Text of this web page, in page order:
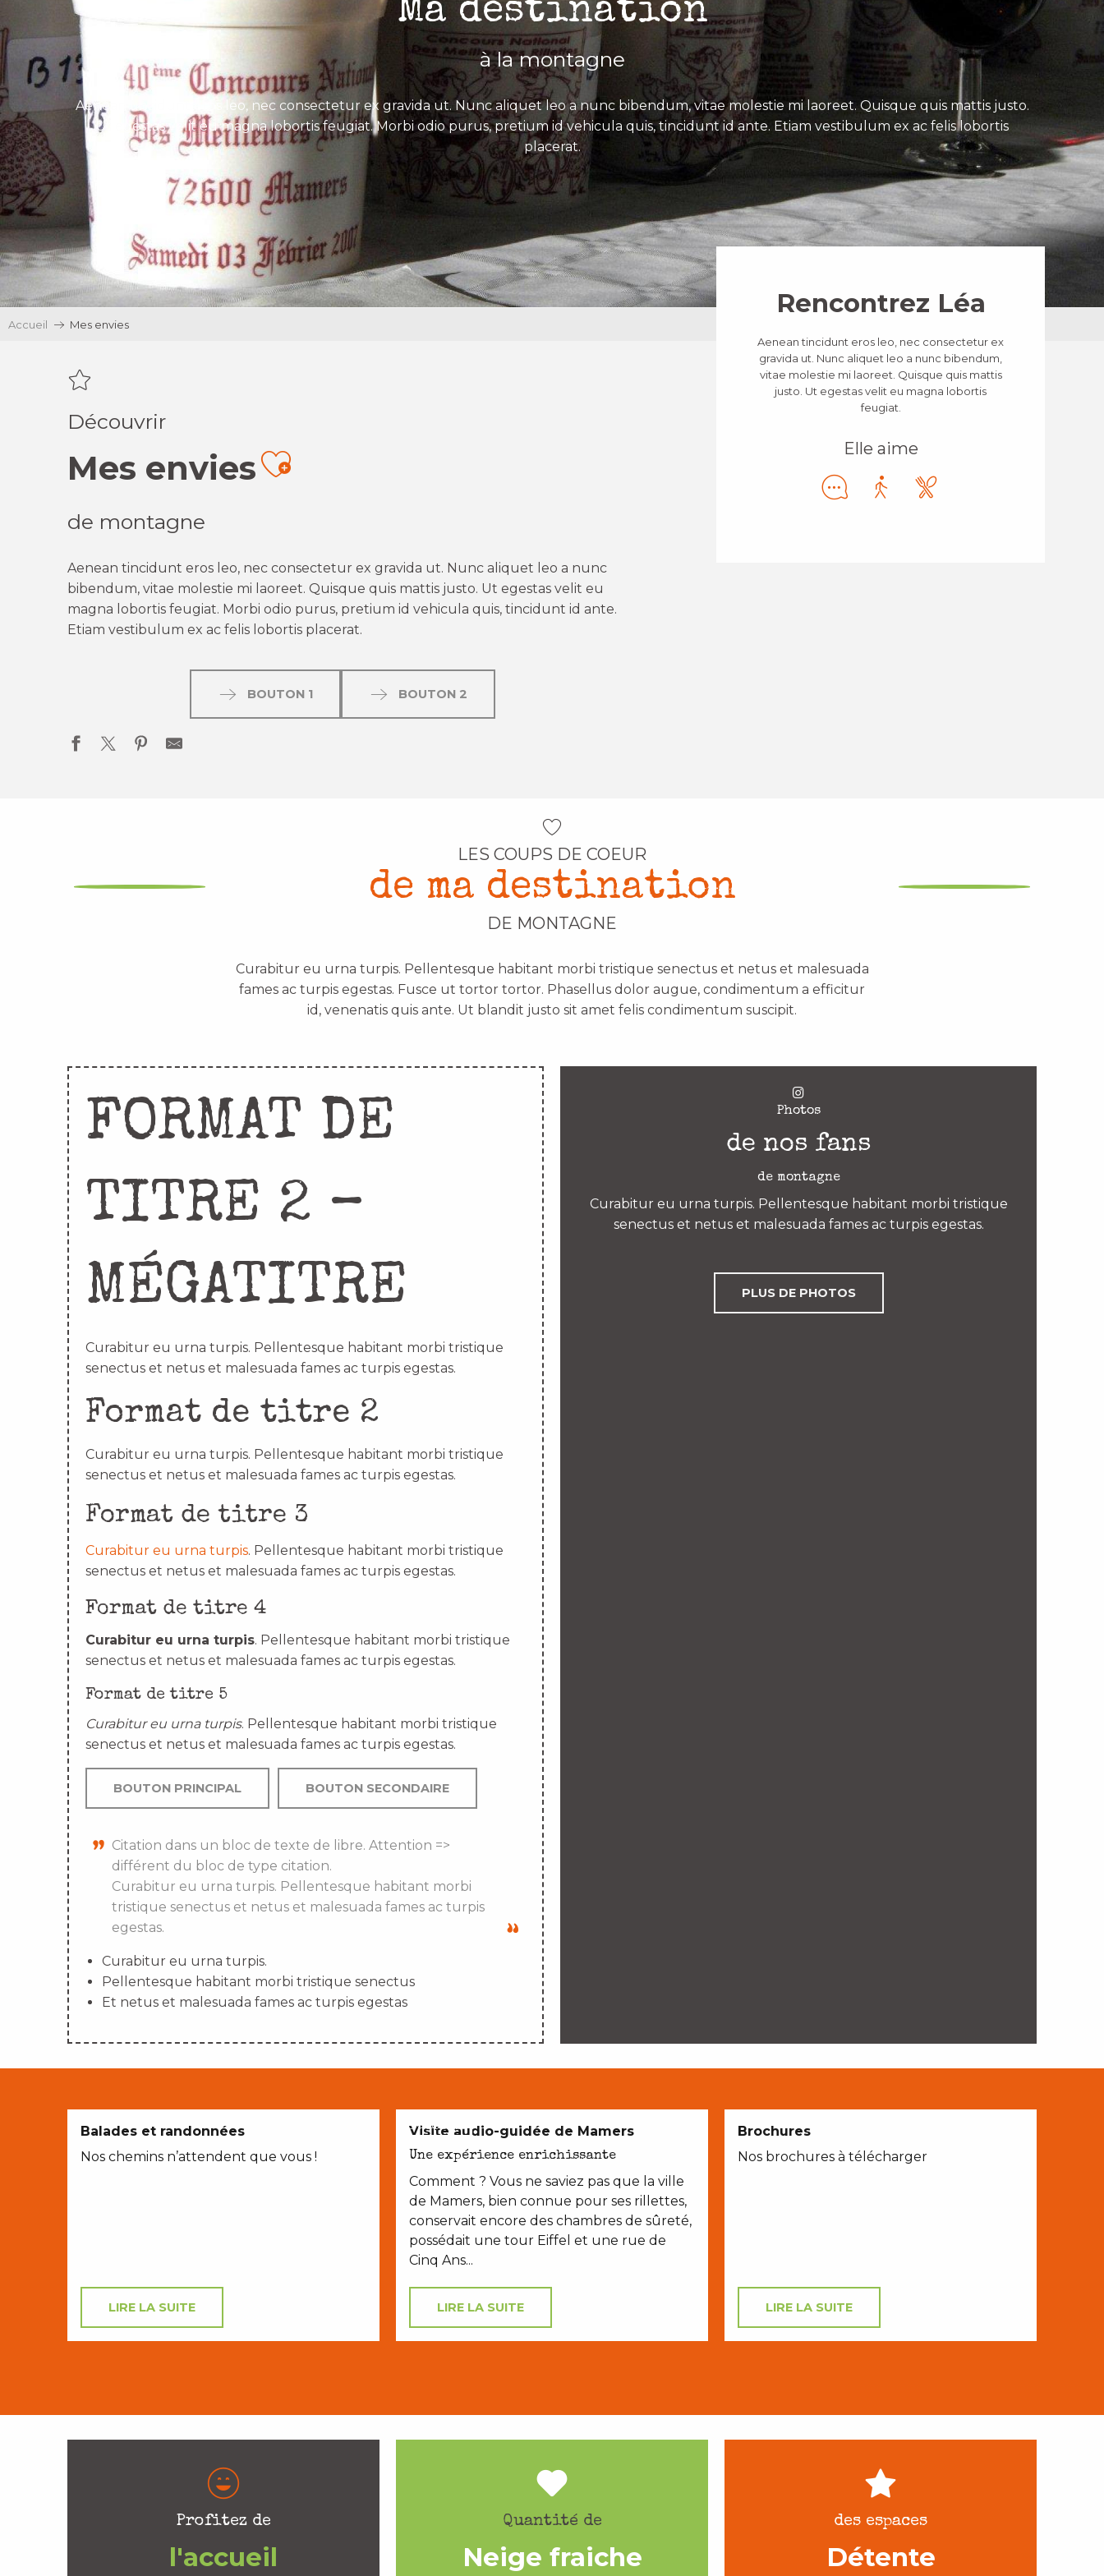
Ma destination
à la montagne
Aenean tincidunt eros leo, nec consectetur ex gravida ut. Nunc aliquet leo a nunc bibendum, vitae molestie mi laoreet. Quisque quis mattis justo.
Ut egestas velit eu magna lobortis feugiat. Morbi odio purus, pretium id vehicula quis, tincidunt id ante. Etiam vestibulum ex ac felis lobortis
placerat.
Accueil Mes envies
Découvrir
Mes enviesAjouter aux favoris
de montagne
Aenean tincidunt eros leo, nec consectetur ex gravida ut. Nunc aliquet leo a nunc
bibendum, vitae molestie mi laoreet. Quisque quis mattis justo. Ut egestas velit eu
magna lobortis feugiat. Morbi odio purus, pretium id vehicula quis, tincidunt id ante.
Etiam vestibulum ex ac felis lobortis placerat.
BOUTON 1 BOUTON 2
Rencontrez Léa
Aenean tincidunt eros leo, nec consectetur ex
gravida ut. Nunc aliquet leo a nunc bibendum,
vitae molestie mi laoreet. Quisque quis mattis
justo. Ut egestas velit eu magna lobortis
feugiat.
Elle aime
LES COUPS DE COEUR
de ma destination
DE MONTAGNE
Curabitur eu urna turpis. Pellentesque habitant morbi tristique senectus et netus et malesuada
fames ac turpis egestas. Fusce ut tortor tortor. Phasellus dolor augue, condimentum a efficitur
id, venenatis quis ante. Ut blandit justo sit amet felis condimentum suscipit.
FORMAT DE
TITRE 2 –
MÉGATITRE
Curabitur eu urna turpis. Pellentesque habitant morbi tristique
senectus et netus et malesuada fames ac turpis egestas.
Format de titre 2
Curabitur eu urna turpis. Pellentesque habitant morbi tristique
senectus et netus et malesuada fames ac turpis egestas.
Format de titre 3
Curabitur eu urna turpis. Pellentesque habitant morbi tristique
senectus et netus et malesuada fames ac turpis egestas.
Format de titre 4
Curabitur eu urna turpis. Pellentesque habitant morbi tristique
senectus et netus et malesuada fames ac turpis egestas.
Format de titre 5
Curabitur eu urna turpis. Pellentesque habitant morbi tristique
senectus et netus et malesuada fames ac turpis egestas.
BOUTON PRINCIPAL BOUTON SECONDAIRE
Citation dans un bloc de texte de libre. Attention =>
différent du bloc de type citation.
Curabitur eu urna turpis. Pellentesque habitant morbi
tristique senectus et netus et malesuada fames ac turpis
egestas.
Curabitur eu urna turpis.
Pellentesque habitant morbi tristique senectus
Et netus et malesuada fames ac turpis egestas
Photos
de nos fans
de montagne
Curabitur eu urna turpis. Pellentesque habitant morbi tristique
senectus et netus et malesuada fames ac turpis egestas.
PLUS DE PHOTOS
Balades et randonnées
Nos chemins n’attendent que vous !
LIRE LA SUITE
EN COUPLE
Visite audio-guidée de Mamers
Une expérience enrichissante
Comment ? Vous ne saviez pas que la ville
de Mamers, bien connue pour ses rillettes,
conservait encore des chambres de sûreté,
possédait une tour Eiffel et une rue de
Cinq Ans...
LIRE LA SUITE
Brochures
Nos brochures à télécharger
LIRE LA SUITE
Profitez de
l'accueil
Quantité de
Neige fraiche
des espaces
Détente